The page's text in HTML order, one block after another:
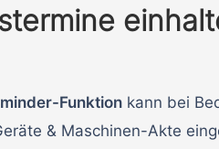
Funktionkann bei
& Maschinen-Akte